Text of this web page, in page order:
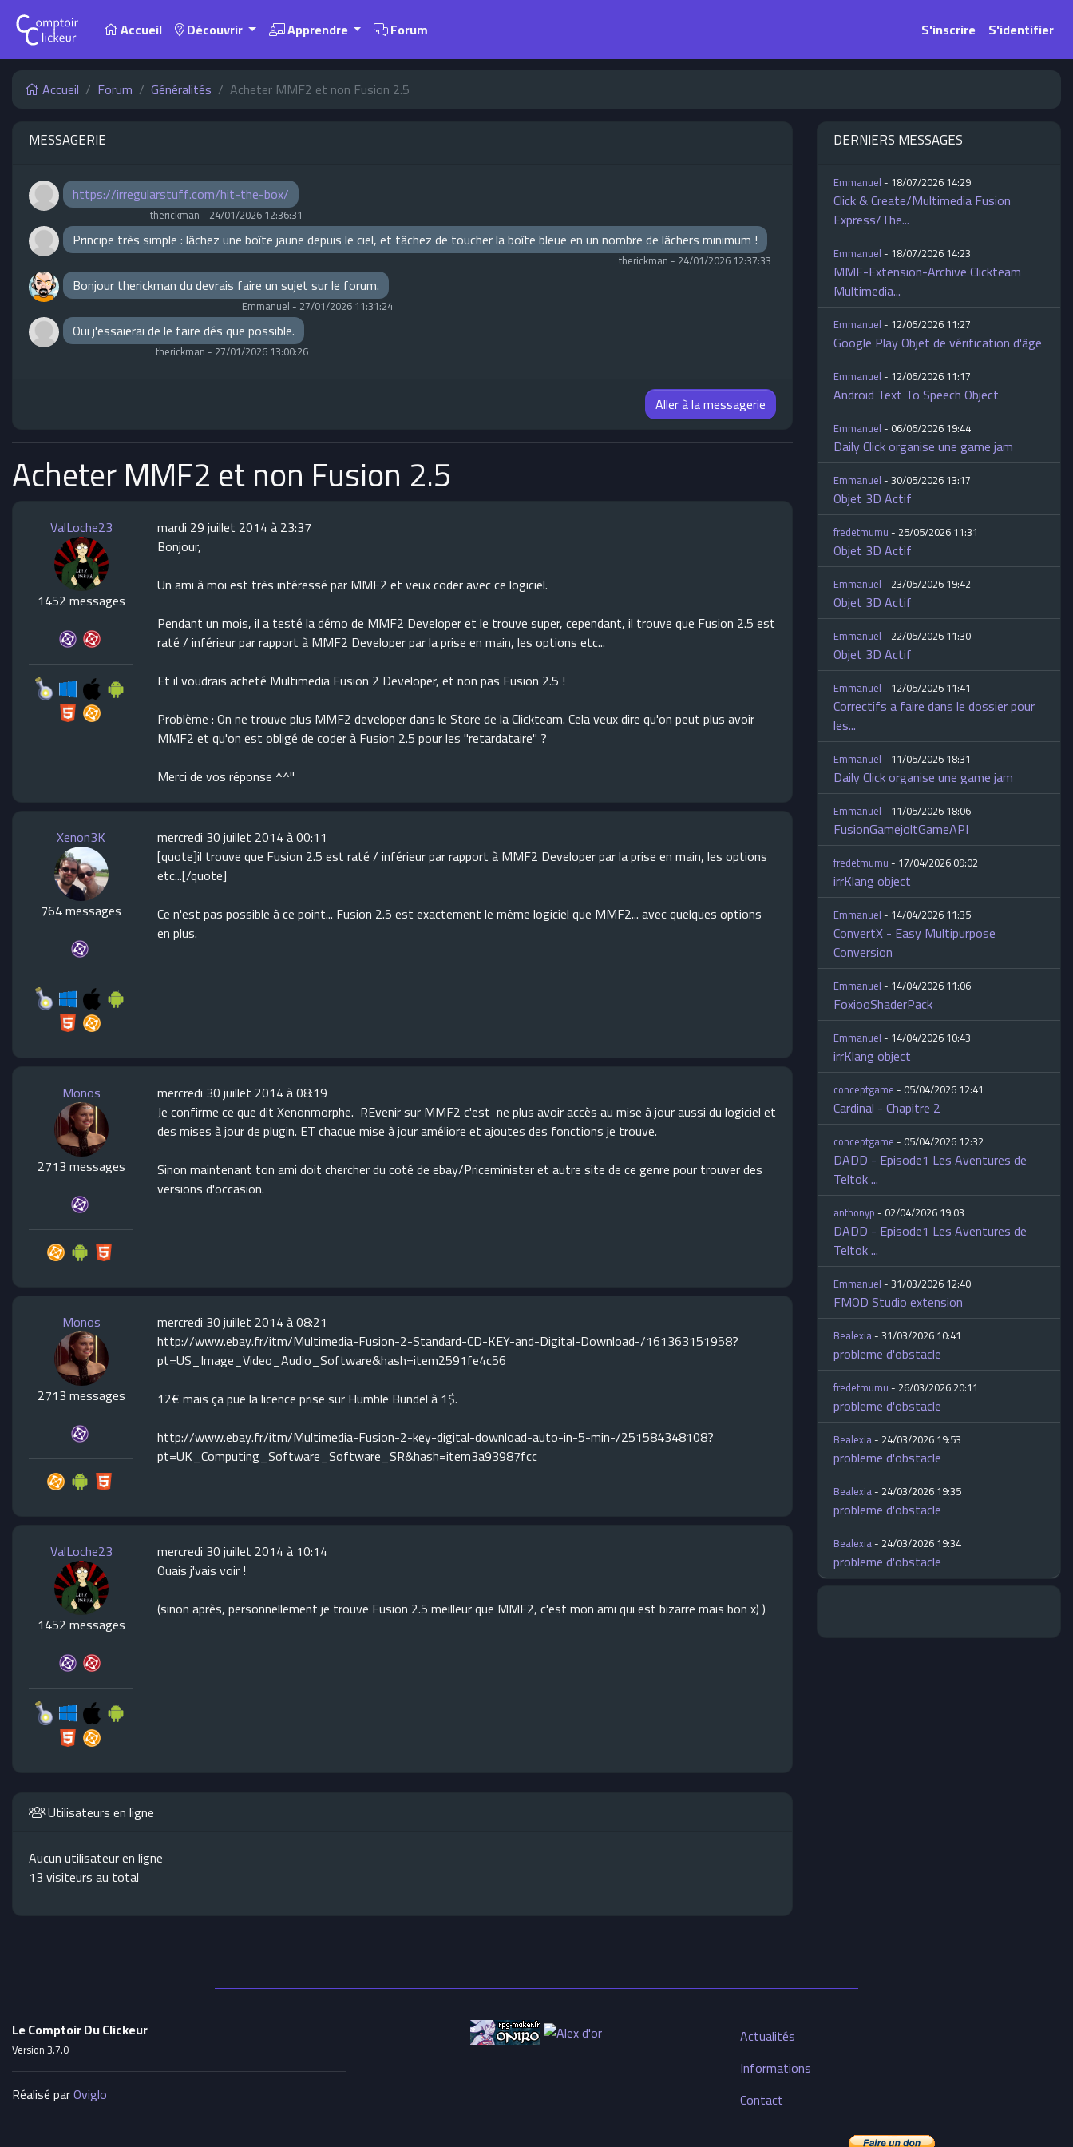
Accueil Découvrir Apprendre Forum S'inscrire S'identifier
Accueil Forum Généralités Acheter MMF2 et non Fusion 2.5
MESSAGERIE
https://irregularstuff.com/hit-the-box/
therickman - 24/01/2026 12:36:31
Principe très simple : lâchez une boîte jaune depuis le ciel, et tâchez de toucher la boîte bleue en un nombre de lâchers minimum !
therickman - 24/01/2026 12:37:33
Bonjour therickman du devrais faire un sujet sur le forum.
Emmanuel - 27/01/2026 11:31:24
Oui j'essaierai de le faire dés que possible.
therickman - 27/01/2026 13:00:26
Aller à la messagerie
Acheter MMF2 et non Fusion 2.5
ValLoche23
1452 messages
mardi 29 juillet 2014 à 23:37
Bonjour,
Un ami à moi est très intéressé par MMF2 et veux coder avec ce logiciel.
Pendant un mois, il a testé la démo de MMF2 Developer et le trouve super, cependant, il trouve que Fusion 2.5 est
raté / inférieur par rapport à MMF2 Developer par la prise en main, les options etc...
Et il voudrais acheté Multimedia Fusion 2 Developer, et non pas Fusion 2.5 !
Problème : On ne trouve plus MMF2 developer dans le Store de la Clickteam. Cela veux dire qu'on peut plus avoir
MMF2 et qu'on est obligé de coder à Fusion 2.5 pour les "retardataire" ?
Merci de vos réponse ^^"
Xenon3K
764 messages
mercredi 30 juillet 2014 à 00:11
[quote]il trouve que Fusion 2.5 est raté / inférieur par rapport à MMF2 Developer par la prise en main, les options
etc...[/quote]
Ce n'est pas possible à ce point... Fusion 2.5 est exactement le même logiciel que MMF2... avec quelques options
en plus.
Monos
2713 messages
mercredi 30 juillet 2014 à 08:19
Je confirme ce que dit Xenonmorphe. REvenir sur MMF2 c'est ne plus avoir accès au mise à jour aussi du logiciel et
des mises à jour de plugin. ET chaque mise à jour améliore et ajoutes des fonctions je trouve.
Sinon maintenant ton ami doit chercher du coté de ebay/Priceminister et autre site de ce genre pour trouver des
versions d'occasion.
Monos
2713 messages
mercredi 30 juillet 2014 à 08:21
http://www.ebay.fr/itm/Multimedia-Fusion-2-Standard-CD-KEY-and-Digital-Download-/161363151958?
pt=US_Image_Video_Audio_Software&hash=item2591fe4c56
12€ mais ça pue la licence prise sur Humble Bundel à 1$.
http://www.ebay.fr/itm/Multimedia-Fusion-2-key-digital-download-auto-in-5-min-/251584348108?
pt=UK_Computing_Software_Software_SR&hash=item3a93987fcc
ValLoche23
1452 messages
mercredi 30 juillet 2014 à 10:14
Ouais j'vais voir !
(sinon après, personnellement je trouve Fusion 2.5 meilleur que MMF2, c'est mon ami qui est bizarre mais bon x) )
Utilisateurs en ligne
Aucun utilisateur en ligne
13 visiteurs au total
DERNIERS MESSAGES
Emmanuel- 18/07/2026 14:29
Click & Create/Multimedia Fusion
Express/The...
Emmanuel- 18/07/2026 14:23
MMF-Extension-Archive Clickteam
Multimedia...
Emmanuel- 12/06/2026 11:27
Google Play Objet de vérification d'âge
Emmanuel- 12/06/2026 11:17
Android Text To Speech Object
Emmanuel- 06/06/2026 19:44
Daily Click organise une game jam
Emmanuel- 30/05/2026 13:17
Objet 3D Actif
fredetmumu- 25/05/2026 11:31
Objet 3D Actif
Emmanuel- 23/05/2026 19:42
Objet 3D Actif
Emmanuel- 22/05/2026 11:30
Objet 3D Actif
Emmanuel- 12/05/2026 11:41
Correctifs a faire dans le dossier pour
les...
Emmanuel- 11/05/2026 18:31
Daily Click organise une game jam
Emmanuel- 11/05/2026 18:06
FusionGamejoltGameAPI
fredetmumu- 17/04/2026 09:02
irrKlang object
Emmanuel- 14/04/2026 11:35
ConvertX - Easy Multipurpose
Conversion
Emmanuel- 14/04/2026 11:06
FoxiooShaderPack
Emmanuel- 14/04/2026 10:43
irrKlang object
conceptgame- 05/04/2026 12:41
Cardinal - Chapitre 2
conceptgame- 05/04/2026 12:32
DADD - Episode1 Les Aventures de
Teltok ...
anthonyp- 02/04/2026 19:03
DADD - Episode1 Les Aventures de
Teltok ...
Emmanuel- 31/03/2026 12:40
FMOD Studio extension
Bealexia- 31/03/2026 10:41
probleme d'obstacle
fredetmumu- 26/03/2026 20:11
probleme d'obstacle
Bealexia- 24/03/2026 19:53
probleme d'obstacle
Bealexia- 24/03/2026 19:35
probleme d'obstacle
Bealexia- 24/03/2026 19:34
probleme d'obstacle
Le Comptoir Du Clickeur
Version 3.7.0
Réalisé parOviglo
Actualités
Informations
Contact